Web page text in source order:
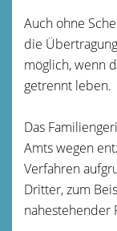
Auch ohne
die
möglich, wenn
getrennt leben.
Das
Amts wegen
Verfahren
Dritter,zum
nahestehender